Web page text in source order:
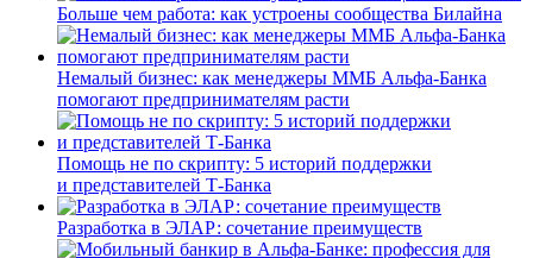
Больше чем работа: как устроены сообщества Билайна
Немалый бизнес: как менеджеры ММБ Альфа-Банка
помогают предпринимателям расти
Помощь не по скрипту: 5 историй поддержки
и представителей Т-Банка
Разработка в ЭЛАР: сочетание преимуществ